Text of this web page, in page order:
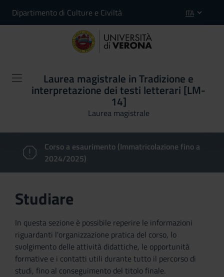
Dipartimento di Culture e Civiltà ITA
Laurea magistrale in Tradizione e
interpretazione dei testi letterari [LM-
14]
Laurea magistrale
Corso a esaurimento (Immatricolazione fino a
2024/2025)
Studiare
In questa sezione è possibile reperire le informazioni
riguardanti l'organizzazione pratica del corso, lo
svolgimento delle attività didattiche, le opportunità
formative e i contatti utili durante tutto il percorso di
studi, fino al conseguimento del titolo finale.